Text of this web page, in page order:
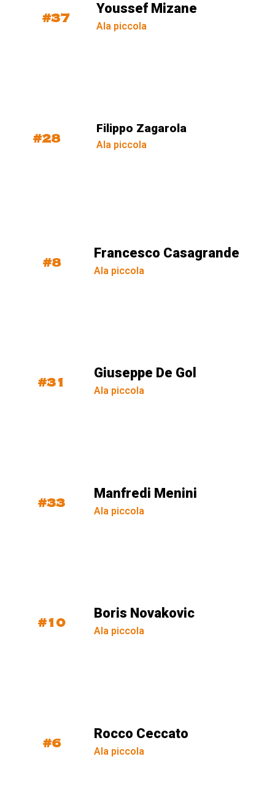
#37
Youssef Mizane
Ala piccola
#28
Filippo Zagarola
Ala piccola
#8
Francesco Casagrande
Ala piccola
#31
Giuseppe De Gol
Ala piccola
#33
Manfredi Menini
Ala piccola
#10
Boris Novakovic
Ala piccola
#6
Rocco Ceccato
Ala piccola